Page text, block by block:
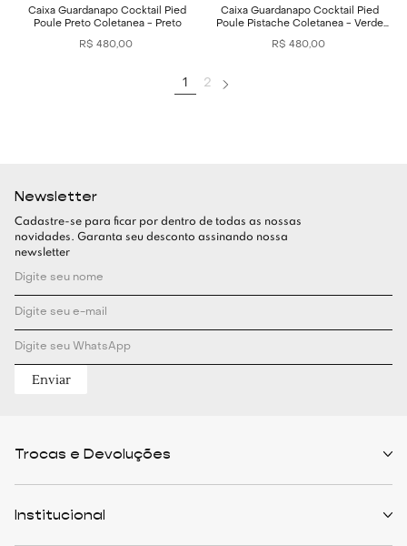
Caixa Guardanapo Cocktail Pied
Poule Preto Coletanea - Preto
R$ 480,00
Caixa Guardanapo Cocktail Pied
Poule Pistache Coletanea - Verde
R$ 480,00
1 2
Newsletter
Cadastre-se para ficar por dentro de todas as nossas
novidades. Garanta seu desconto assinando nossa
newsletter
Enviar
Trocas e Devoluções
Formas de Pagamento
Institucional